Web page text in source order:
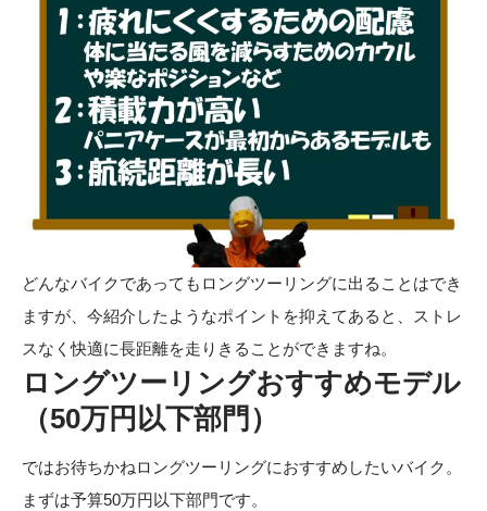
どんなバイクであってもロングツーリングに出ることはでき
ますが、今紹介したようなポイントを抑えてあると、ストレ
スなく快適に長距離を走りきることができますね。
ロングツーリングおすすめモデル
（50万円以下部門）
ではお待ちかねロングツーリングにおすすめしたいバイク。
まずは予算50万円以下部門です。